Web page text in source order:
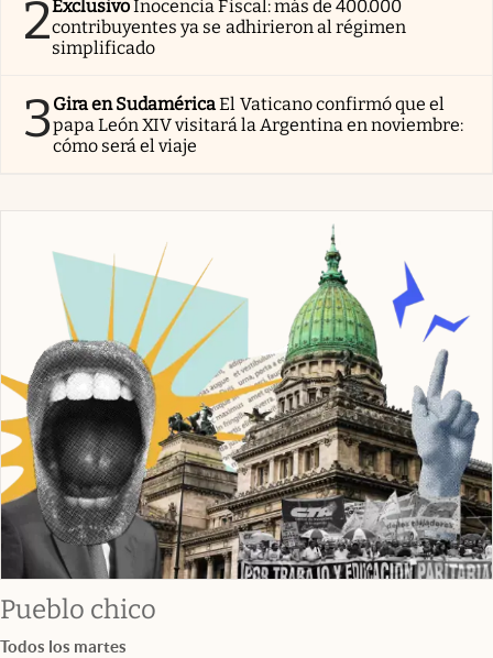
2ExclusivoInocencia Fiscal: más de 400.000
contribuyentes ya se adhirieron al régimen
simplificado
3Gira en SudaméricaEl Vaticano confirmó que el
papa León XIV visitará la Argentina en noviembre:
cómo será el viaje
Pueblo chico
Todos los martes